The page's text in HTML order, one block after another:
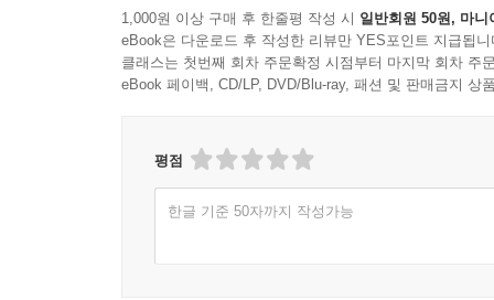
1,000원 이상 구매 후 한줄평 작성 시 일반회원 50원, 마니
eBook은 다운로드 후 작성한 리뷰만 YES포인트 지급됩니
클래스는 첫번째 회차 주문확정 시점부터 마지막 회차 주
eBook 페이백, CD/LP, DVD/Blu-ray, 패션 및 판매금지 상
평점
한글 기준 50자까지 작성가능